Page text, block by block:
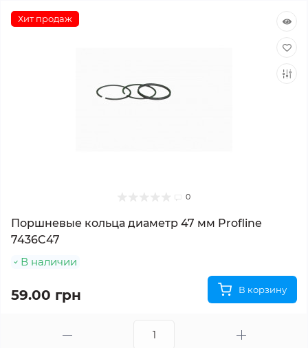
Хит продаж
0
Поршневые кольца диаметр 47 мм Profline
7436C47
В наличии
59.00 грн В корзину